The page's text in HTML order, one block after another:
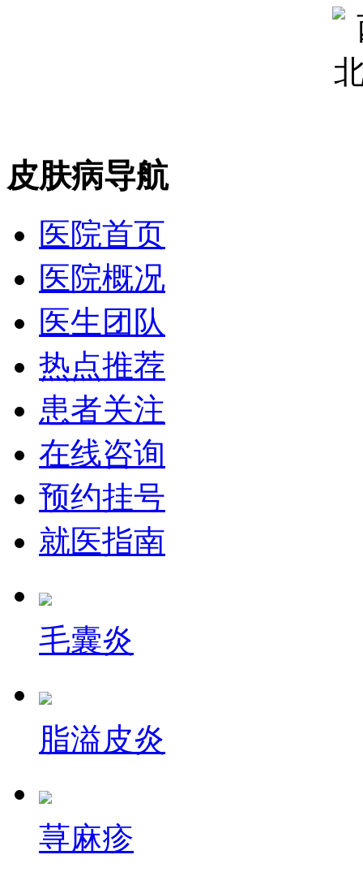
皮肤病导航
医院首页
医院概况
医生团队
热点推荐
患者关注
在线咨询
预约挂号
就医指南
毛囊炎
脂溢皮炎
荨麻疹